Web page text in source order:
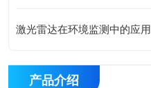
激光雷达在环境监测中的应用
产品介绍